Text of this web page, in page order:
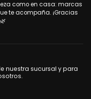
como en casa: marcas
te acompaña. ¡Gracias
nuestra sucursal y para